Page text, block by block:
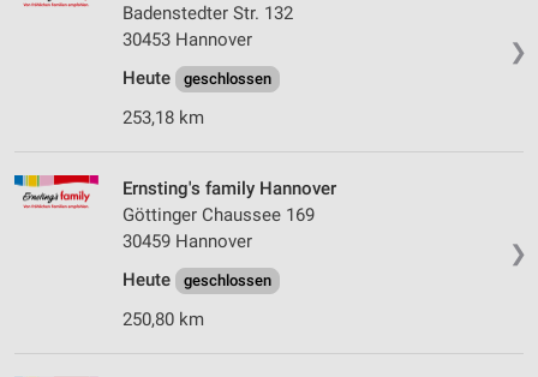
❯
Badenstedter Str. 132
30453 Hannover
Heute
geschlossen
253,18 km
❯
Ernsting's family Hannover
Göttinger Chaussee 169
30459 Hannover
Heute
geschlossen
250,80 km